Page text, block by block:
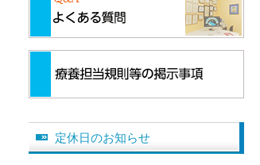
定休日のお知らせ